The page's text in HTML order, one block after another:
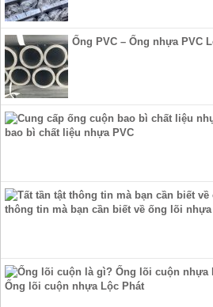
Ống PVC – Ống nhựa PVC
bao bì chất liệu nhựa PVC
thông tin mà bạn cần biết về ống lõi nhựa
Ống lõi cuộn nhựa Lộc Phát